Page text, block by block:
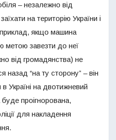
– незалежно від
на територію України і
якщо машина
метою завезти до неї
від громадянства) не
назад “на ту сторону” – він
Україні на двотижневий
проігнорована,
для накладення